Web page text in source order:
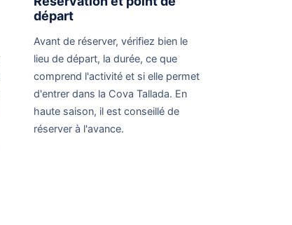
départ
Avant de réserver, vérifiez bien le
lieu de départ, la durée, ce que
comprend l'activité et si elle permet
d'entrer dans la Cova Tallada. En
haute saison, il est conseillé de
réserver à l'avance.